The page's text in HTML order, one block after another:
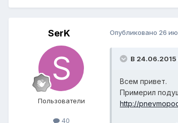
SerK
Пользователи
40
Опубликовано 26
В 24.06.2015
Всем привет.
Примерил
http://